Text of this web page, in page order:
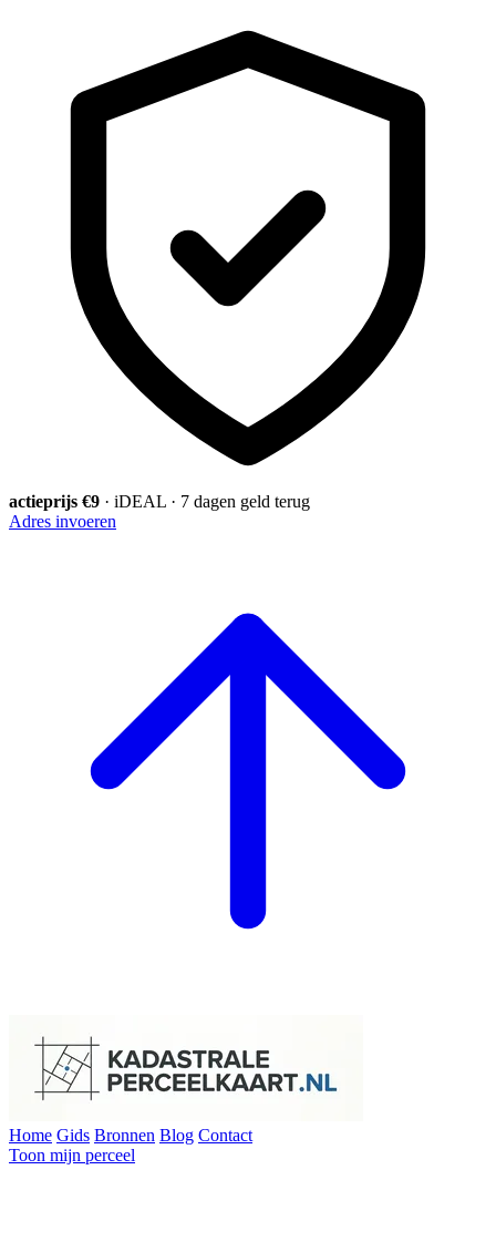
actieprijs €9 · iDEAL · 7 dagen geld terug
Adres invoeren
Home Gids Bronnen Blog Contact
Toon mijn perceel